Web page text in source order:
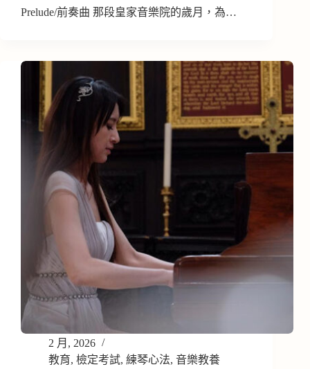
Prelude/前奏曲 那段皇家音樂院的歲月，為…
2 月, 2026
教育, 檢定考試, 練琴心法, 音樂教養